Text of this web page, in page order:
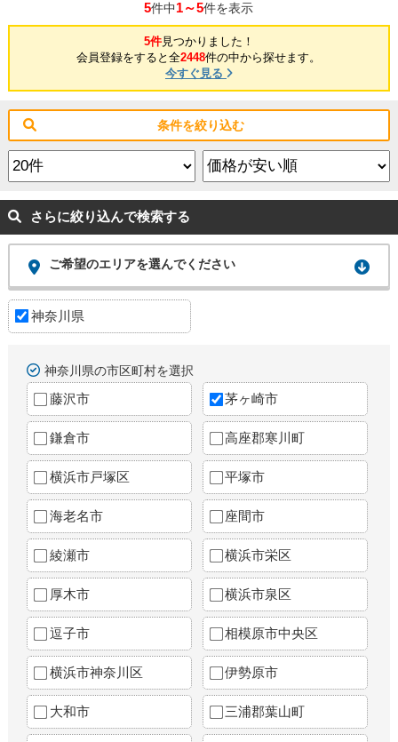
5件中1～5件を表示
5件見つかりました！
会員登録をすると全2448件の中から探せます。
今すぐ見る
条件を絞り込む
さらに絞り込んで検索する
ご希望のエリアを選んでください
神奈川県
神奈川県の市区町村を選択
藤沢市 茅ヶ崎市
鎌倉市 高座郡寒川町
横浜市戸塚区 平塚市
海老名市 座間市
綾瀬市 横浜市栄区
厚木市 横浜市泉区
逗子市 相模原市中央区
横浜市神奈川区 伊勢原市
大和市 三浦郡葉山町